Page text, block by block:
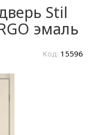
Stil
эмаль
Код: 15596